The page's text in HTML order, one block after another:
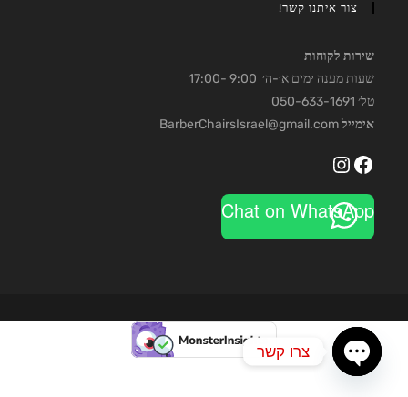
צור איתנו קשר!
שירות לקוחות
שעות מענה ימים א׳-ה׳ 9:00 -17:00
טל׳ 050-633-1691
אימיילBarberChairsIsrael@gmail.com
Facebook
Instagram
Chat on WhatsApp
צרו קשר